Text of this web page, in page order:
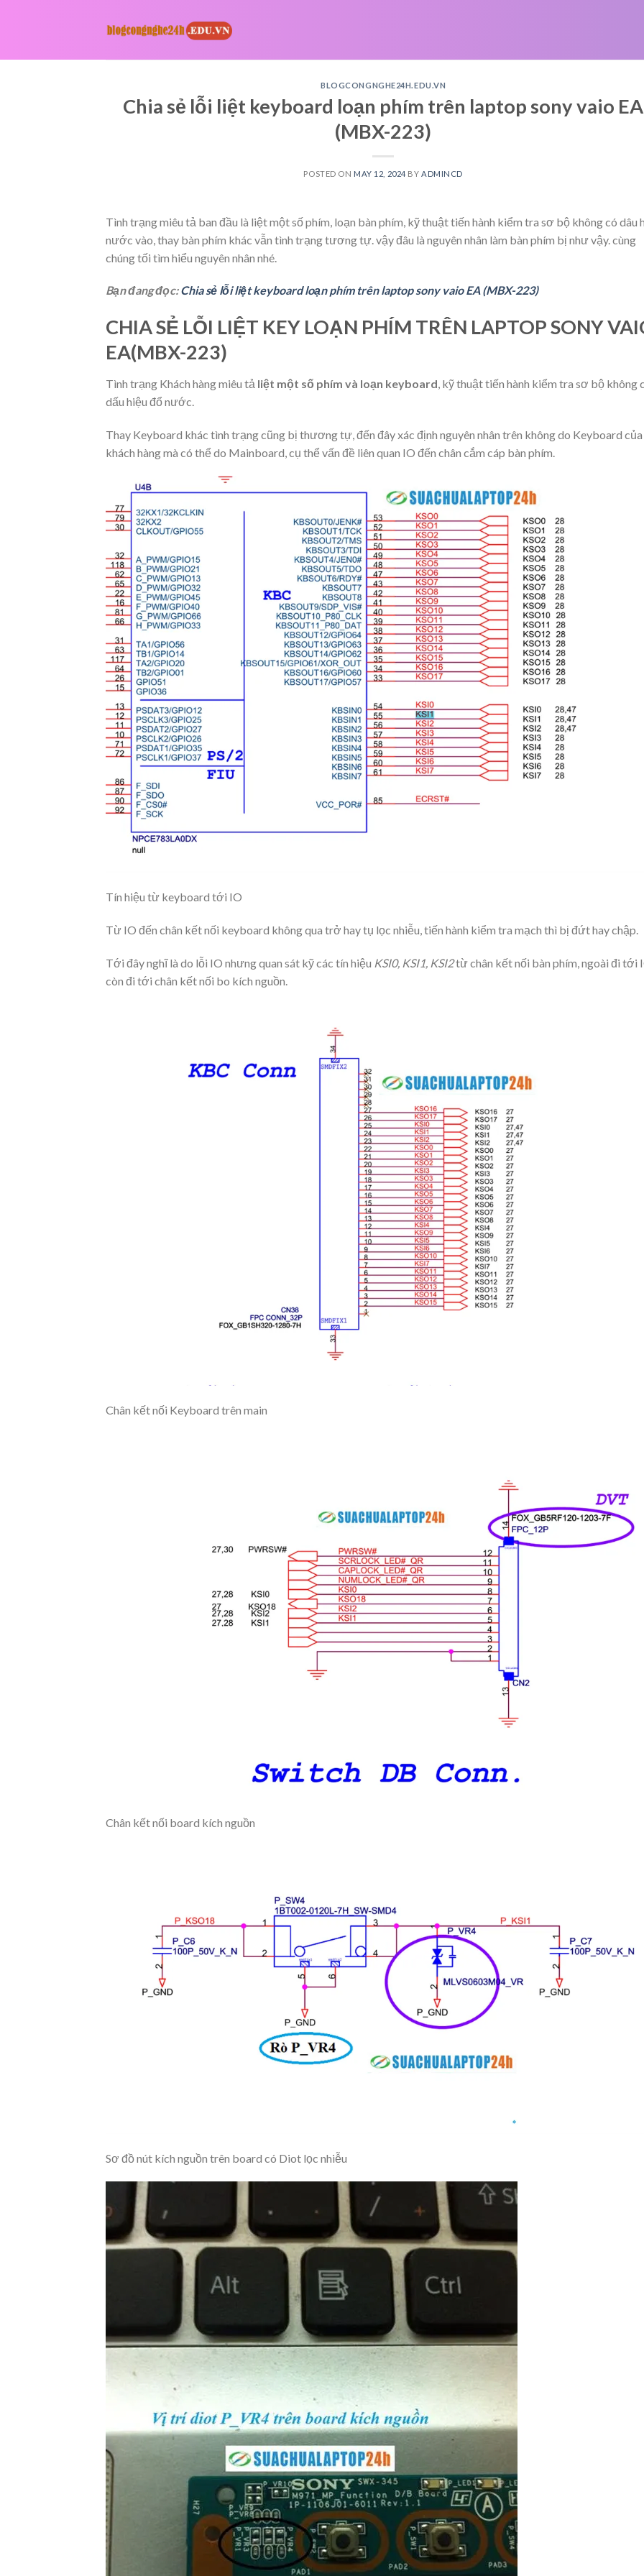
BLOGCONGNGHE24H.EDU.VN
Chia sẻ lỗi liệt keyboard loạn phím trên laptop sony vaio EA
(MBX-223)
POSTED ON MAY 12, 2024 BY ADMINCD
Tình trạng miêu tả ban đầu là liệt một số phím, loạn bàn phím, kỹ thuật tiến hành kiểm tra sơ bộ không có dâu
nước vào, thay bàn phím khác vẫn tình trạng tương tự. vậy đâu là nguyên nhân làm bàn phím bị như vậy. cùng
chúng tối tìm hiểu nguyên nhân nhé.
Bạn đang đọc:Chia sẻ lỗi liệt keyboard loạn phím trên laptop sony vaio EA (MBX-223)
CHIA SẺ LỖI LIỆT KEY LOẠN PHÍM TRÊN LAPTOP SONY
EA(MBX-223)
Tình trạng Khách hàng miêu tả liệt một số phím và loạn keyboard , kỹ thuật tiến hành kiểm tra sơ bộ không
dấu hiệu đổ nước.
Thay Keyboard khác tình trạng cũng bị thương tự, đến đây xác định nguyên nhân trên không do Keyboard của
khách hàng mà có thể do Mainboard, cụ thể vấn đề liên quan IO đến chân cắm cáp bàn phím.
Tín hiệu từ keyboard tới IO
Từ IO đến chân kết nối keyboard không qua trở hay tụ lọc nhiễu, tiến hành kiểm tra mạch thì bị đứt hay chập.
Tới đây nghĩ là do lỗi IO nhưng quan sát kỹ các tín hiệu KSI0, KSI1, KSI2từ chân kết nối bàn phím, ngoài đi tới
còn đi tới chân kết nối bo kích nguồn.
Chân kết nối Keyboard trên main
Chân kết nối board kích nguồn
Sơ đồ nút kích nguồn trên board có Diot lọc nhiễu